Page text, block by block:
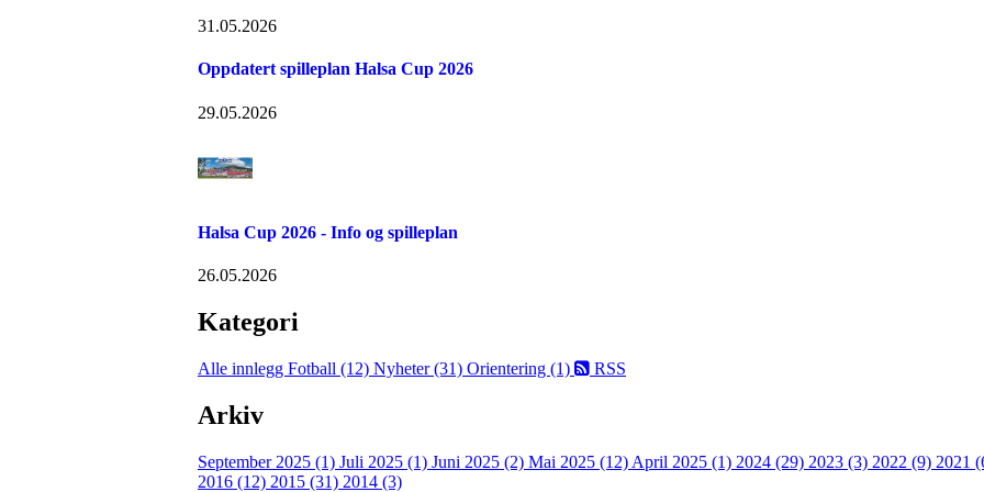
31.05.2026
Oppdatert spilleplan Halsa Cup 2026
29.05.2026
Halsa Cup 2026 - Info og spilleplan
26.05.2026
Kategori
Alle innlegg Fotball (12) Nyheter (31) Orientering (1) RSS
Arkiv
September 2025 (1) Juli 2025 (1) Juni 2025 (2) Mai 2025 (12) April 2025 (1) 2024 (29) 2023 (3) 2022 (9) 2021
2016 (12) 2015 (31) 2014 (3)